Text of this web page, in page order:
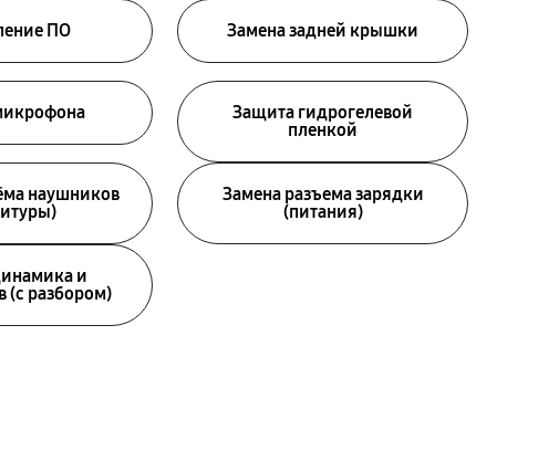
ПО Замена задней крышки
Защита гидрогелевой
пленкой
наушников
Замена разъема зарядки
(питания)
и
(с разбором)